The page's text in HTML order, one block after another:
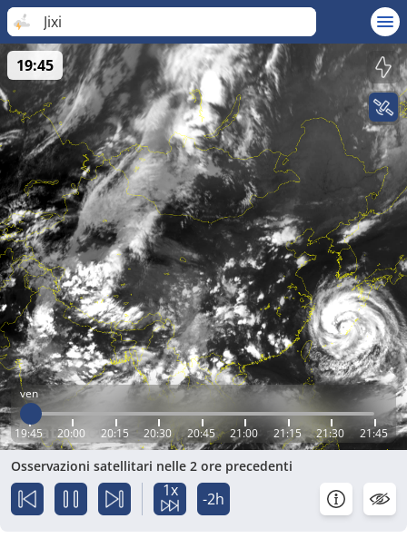
Jixi
ven
19:45 20:00 20:15 20:30 20:45 21:00 21:15 21:30 21:45
19:45
Osservazioni satellitari nelle 2 ore precedenti
1x -2h